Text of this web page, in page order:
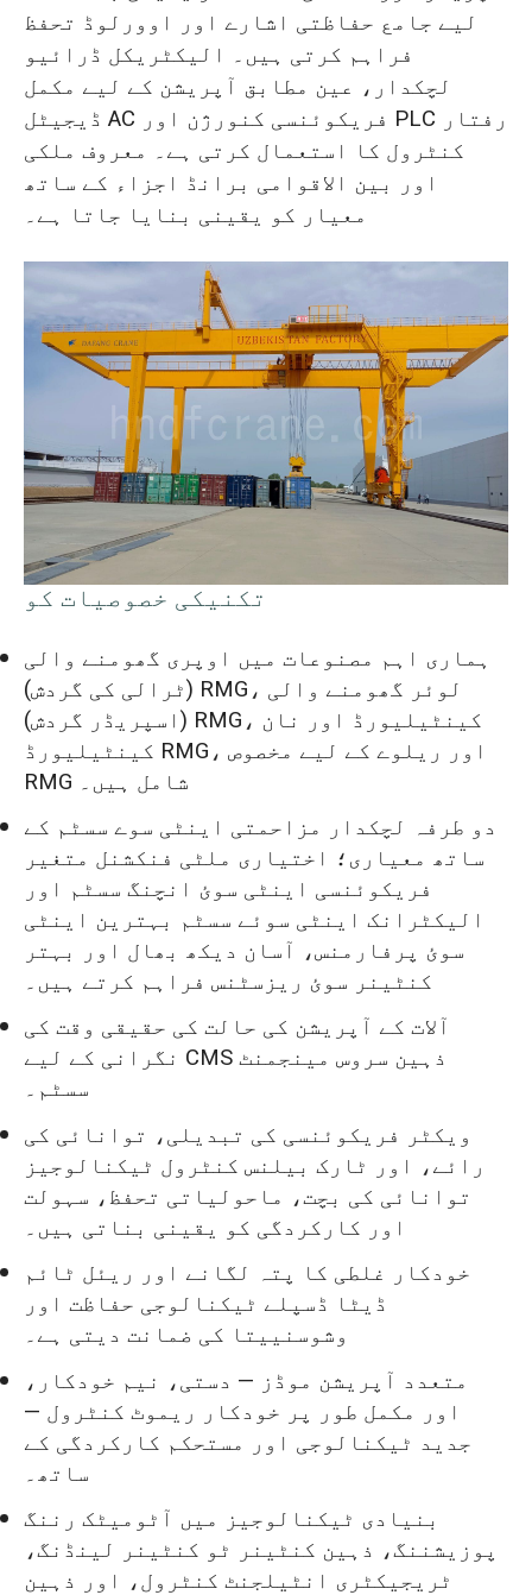
لیے جامع حفاظتی اشارے اور اوورلوڈ تحفظ
فراہم کرتی ہیں۔ الیکٹریکل ڈرائیو
لچکدار، عین مطابق آپریشن کے لیے مکمل
ڈیجیٹل AC فریکوئنسی کنورژن اور PLC رفتار
کنٹرول کا استعمال کرتی ہے۔ معروف ملکی
اور بین الاقوامی برانڈ اجزاء کے ساتھ
معیار کو یقینی بنایا جاتا ہے۔
تکنیکی خصوصیات کو
ہماری اہم مصنوعات میں اوپری گھومنے والی
(ٹرالی کی گردش) RMG، لوئر گھومنے والی
(اسپریڈر گردش) RMG، کینٹیلیورڈ اور نان
کینٹیلیورڈ RMG، اور ریلوے کے لیے مخصوص
RMG شامل ہیں۔
دو طرفہ لچکدار مزاحمتی اینٹی سوے سسٹم کے
ساتھ معیاری؛ اختیاری ملٹی فنکشنل متغیر
فریکوئنسی اینٹی سوئ انچنگ سسٹم اور
الیکٹرانک اینٹی سوئے سسٹم بہترین اینٹی
سوئ پرفارمنس، آسان دیکھ بھال اور بہتر
کنٹینر سوئ ریزسٹنس فراہم کرتے ہیں۔
آلات کے آپریشن کی حالت کی حقیقی وقت کی
نگرانی کے لیے CMS ذہین سروس مینجمنٹ
سسٹم۔
ویکٹر فریکوئنسی کی تبدیلی، توانائی کی
رائے، اور ٹارک بیلنس کنٹرول ٹیکنالوجیز
توانائی کی بچت، ماحولیاتی تحفظ، سہولت
اور کارکردگی کو یقینی بناتی ہیں۔
خودکار غلطی کا پتہ لگانے اور ریئل ٹائم
ڈیٹا ڈسپلے ٹیکنالوجی حفاظت اور
وشوسنییتا کی ضمانت دیتی ہے۔
متعدد آپریشن موڈز — دستی، نیم خودکار،
اور مکمل طور پر خودکار ریموٹ کنٹرول —
جدید ٹیکنالوجی اور مستحکم کارکردگی کے
ساتھ۔
بنیادی ٹیکنالوجیز میں آٹومیٹک رننگ
پوزیشننگ، ذہین کنٹینر ٹو کنٹینر لینڈنگ،
ٹریجیکٹری انٹیلجنٹ کنٹرول، اور ذہین